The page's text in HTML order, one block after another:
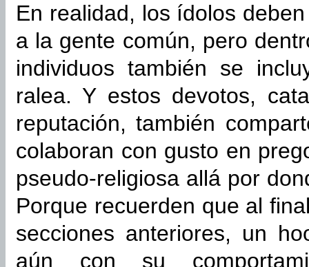
En realidad, los ídolos
a la gente común, pero
individuos también se
ralea. Y estos devotos,
reputación, también
colaboran con gusto en
pseudo-religiosa allá por
Porque recuerden que al
secciones anteriores, un
aún con su